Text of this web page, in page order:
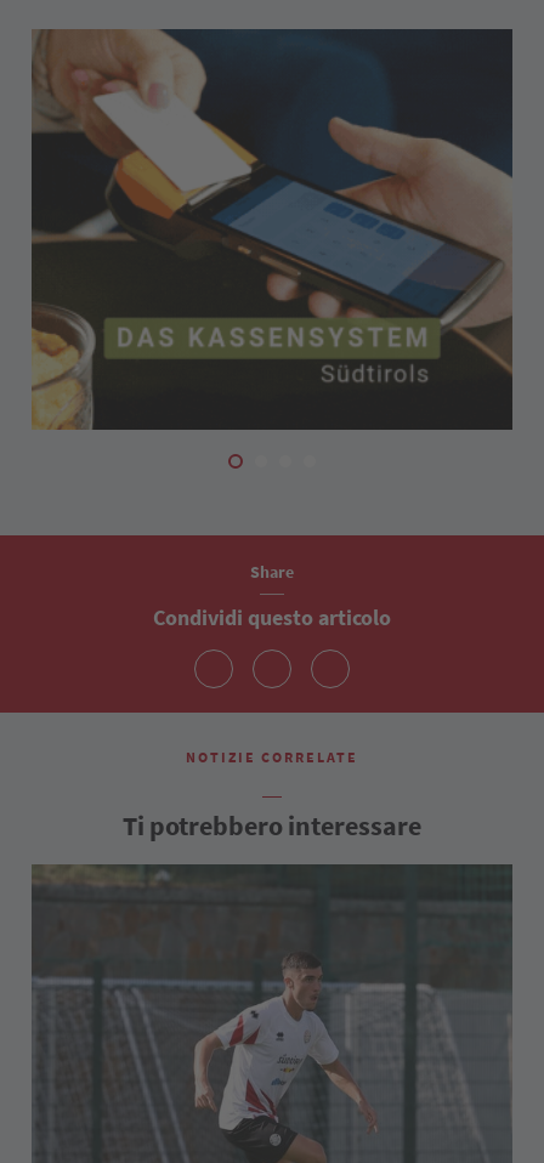
Share
Condividi questo articolo
NOTIZIE CORRELATE
Ti potrebbero interessare